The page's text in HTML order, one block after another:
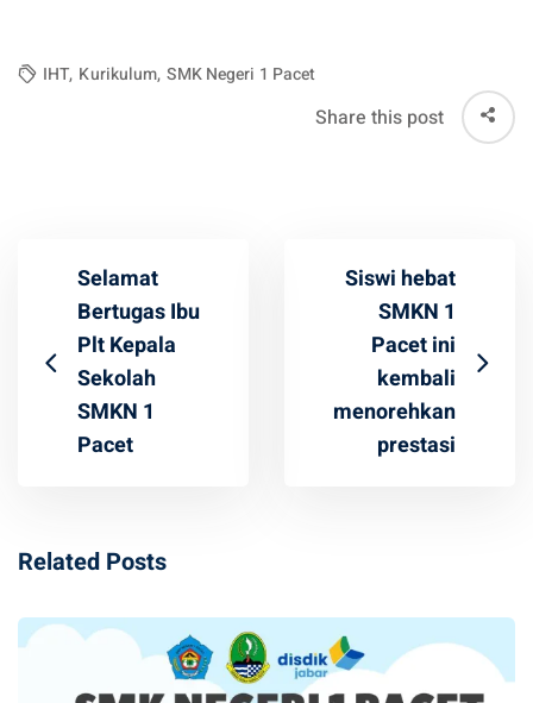
IHT, Kurikulum, SMK Negeri 1 Pacet
Share this post
Selamat
Bertugas Ibu
Plt Kepala
Sekolah
SMKN 1
Pacet
Siswi hebat
SMKN 1
Pacet ini
kembali
menorehkan
prestasi
Related Posts